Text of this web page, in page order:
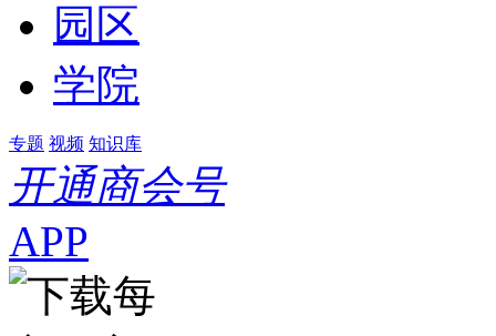
园区
学院
专题 视频 知识库
开通商会号
APP